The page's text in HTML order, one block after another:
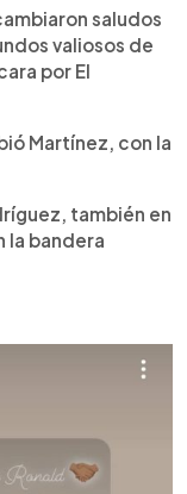
saludos
valiosos de
por El
Martínez, con la
también en
la bandera